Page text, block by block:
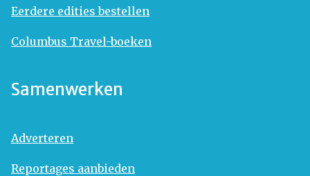
Eerdere edities bestellen
Columbus Travel-boeken
Samenwerken
Adverteren
Reportages aanbieden